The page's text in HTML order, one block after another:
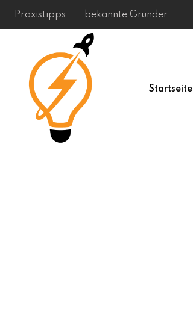
Skip
Praxistipps bekannte Gründer
Startseite